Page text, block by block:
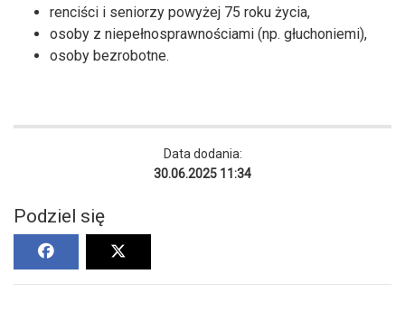
renciści i seniorzy powyżej 75 roku życia,
osoby z niepełnosprawnościami (np. głuchoniemi),
osoby bezrobotne.
Data dodania:
30.06.2025 11:34
Podziel się